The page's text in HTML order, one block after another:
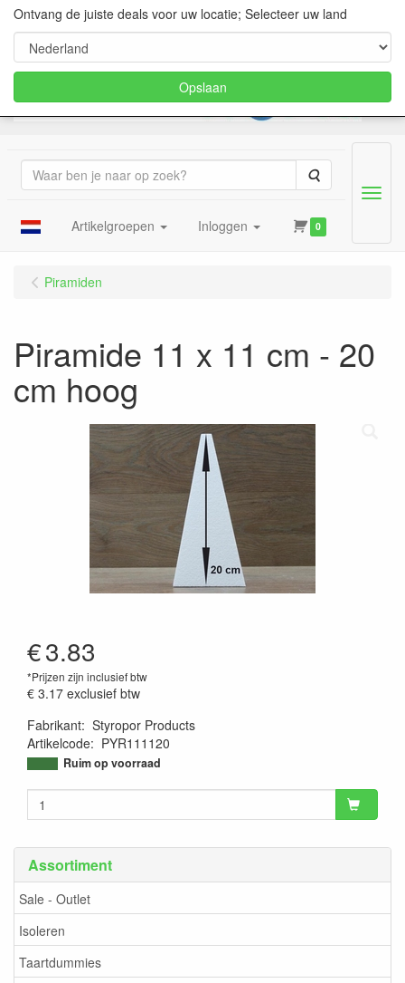
Zoeken
Artikelgroepen Inloggen 0
Menu
Assortiment
Sale - Outlet
Isoleren
Taartdummies
Piramiden
Piramide 11 x 11 cm - 20
cm hoog
€3.83
*Prijzen zijn inclusief btw
€ 3.17 exclusief btw
Fabrikant: Styropor Products
Artikelcode: PYR111120
9508428848385
Ruim op voorraad
Ontvang de juiste deals voor uw locatie; Selecteer uw land
Opslaan